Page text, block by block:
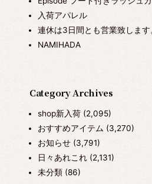
入荷アパレル
連休は3日間とも営業致します
NAMIHADA
Category Archives
shop新入荷(2,095)
おすすめアイテム (3,270)
お知らせ(3,791)
日々あれこれ(2,131)
未分類(86)